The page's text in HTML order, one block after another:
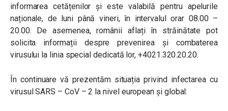
informarea cetățenilor și este valabilă pentru apelurile
naționale, de luni până vineri, în intervalul orar 08.00 –
20.00. De asemenea, românii aflați în străinătate pot
solicita informații despre prevenirea și combaterea
virusului la linia special dedicată lor, +4021.320.20.20.
În continuare vă prezentăm situația privind infectarea cu
virusul SARS – CoV – 2 la nivel european și global: